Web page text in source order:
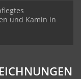
und Kamin in